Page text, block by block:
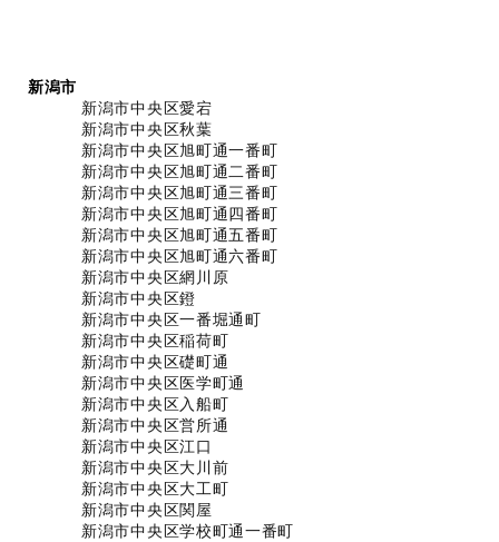
新潟市
新潟市中央区愛宕
新潟市中央区秋葉
新潟市中央区旭町通一番町
新潟市中央区旭町通二番町
新潟市中央区旭町通三番町
新潟市中央区旭町通四番町
新潟市中央区旭町通五番町
新潟市中央区旭町通六番町
新潟市中央区網川原
新潟市中央区鐙
新潟市中央区一番堀通町
新潟市中央区稲荷町
新潟市中央区礎町通
新潟市中央区医学町通
新潟市中央区入船町
新潟市中央区営所通
新潟市中央区江口
新潟市中央区大川前
新潟市中央区大工町
新潟市中央区関屋
新潟市中央区学校町通一番町